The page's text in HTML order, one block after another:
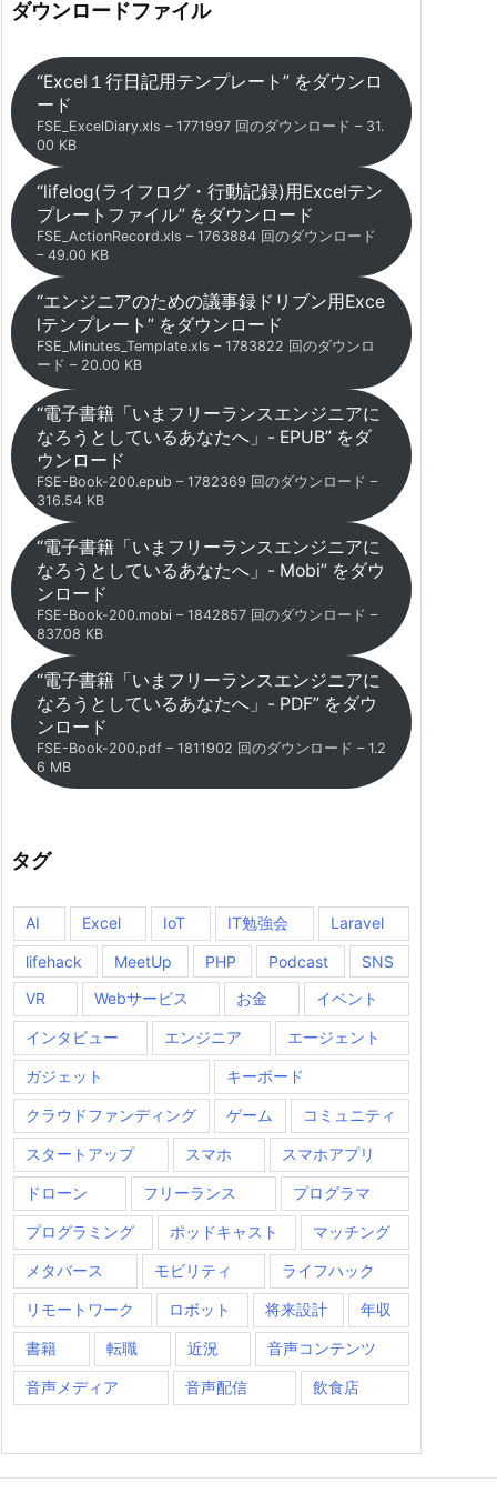
ダウンロードファイル
“Excel１行日記用テンプレート” をダウンロ
ード
FSE_ExcelDiary.xls – 1771997 回のダウンロード – 31.
00 KB
“lifelog(ライフログ・行動記録)用Excelテン
プレートファイル” をダウンロード
FSE_ActionRecord.xls – 1763884 回のダウンロード
– 49.00 KB
“エンジニアのための議事録ドリブン用Exce
lテンプレート” をダウンロード
FSE_Minutes_Template.xls – 1783822 回のダウンロ
ード – 20.00 KB
“電子書籍「いまフリーランスエンジニアに
なろうとしているあなたへ」- EPUB” をダ
ウンロード
FSE-Book-200.epub – 1782369 回のダウンロード –
316.54 KB
“電子書籍「いまフリーランスエンジニアに
なろうとしているあなたへ」- Mobi” をダウ
ンロード
FSE-Book-200.mobi – 1842857 回のダウンロード –
837.08 KB
“電子書籍「いまフリーランスエンジニアに
なろうとしているあなたへ」- PDF” をダウ
ンロード
FSE-Book-200.pdf – 1811902 回のダウンロード – 1.2
6 MB
タグ
AI Excel IoT IT勉強会 Laravel
lifehack MeetUp PHP Podcast
SNS
VR
Webサービス お金 イベント
インタビュー エンジニア エージェント
ガジェット キーボード
クラウドファンディング ゲーム コミュニティ
スタートアップ スマホ スマホアプリ
ドローン フリーランス プログラマ
プログラミング ポッドキャスト マッチング
メタバース モビリティ ライフハック
リモートワーク ロボット 将来設計 年収
書籍 転職 近況 音声コンテンツ
音声メディア 音声配信 飲食店